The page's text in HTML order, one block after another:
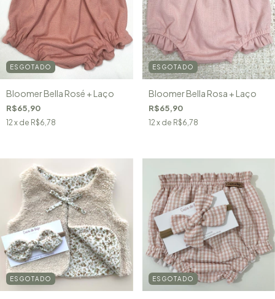
ESGOTADO
Bloomer Bella Rosé + Laço
R$65,90
12 x de R$6,78
ESGOTADO
Bloomer Bella Rosa + Laço
R$65,90
12 x de R$6,78
ESGOTADO ESGOTADO